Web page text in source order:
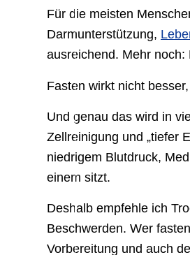
Für die meisten
Darmunterstützung,
ausreichend. Mehr
Fasten wirkt nicht
Und genau das wird in
Zellreinigung und „tiefer
niedrigem Blutdruck,
einem sitzt.
Deshalb empfehle ich
Beschwerden. Wer
Vorbereitung und auch